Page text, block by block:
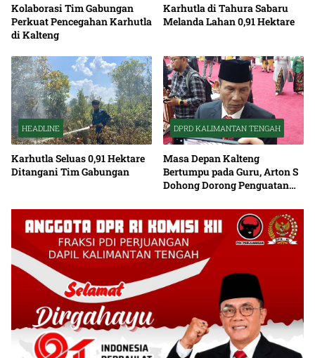
Kolaborasi Tim Gabungan
Perkuat Pencegahan Karhutla
di Kalteng
Karhutla di Tahura Sabaru
Melanda Lahan 0,91 Hektare
HEADLINE
Karhutla Seluas 0,91 Hektare
Ditangani Tim Gabungan
DPRD KALIMANTAN TENGAH
Masa Depan Kalteng
Bertumpu pada Guru, Arton S
Dohong Dorong Penguatan